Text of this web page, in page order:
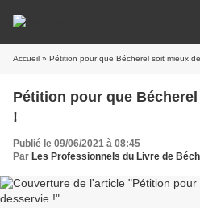
Accueil » Pétition pour que Bécherel soit mieux
Pétition pour que
!
Publié le 09/06/2021 à 08:45
Par Les Professionnels du Livre de